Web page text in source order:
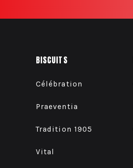
BISCUITS
Célébration
Praeventia
Tradition 1905
Vital